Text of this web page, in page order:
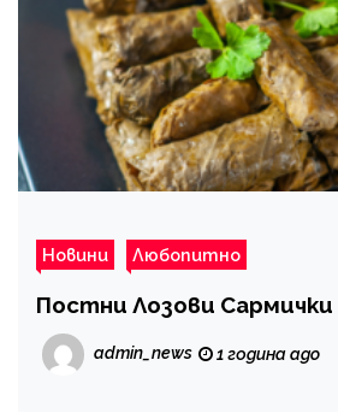
Новини Любопитно
Постни Лозови Сармички
admin_news 1 година ago